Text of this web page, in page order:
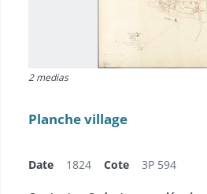
2 medias
Planche village
Date 1824 Cote 3P 594